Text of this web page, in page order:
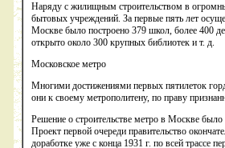
Наряду с жилищным строительством в
бытовых учреждений. За первые пять лет
Москве было построено 379 школ, более 400
открыто около 300 крупных библиотек и т. д.
Московское метро
Многими достижениями первых пятилеток
они к своему метрополитену, по праву
Решение о строительстве метро в Москве
Проект первой очереди правительство
доработке уже с конца 1931 г. по всей трассе